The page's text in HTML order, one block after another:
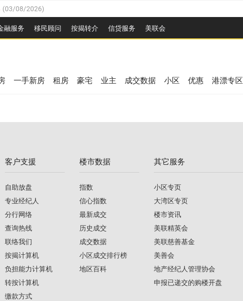
(03/08/2026)
2026
08/2026)
03/08/2026
融服务 移民顾问 按揭转介 信贷服务 美联会
03/08/2026
一手新房 租房 豪宅 业主 成交数据 小区 优惠 港漂专区
客户支援
自助放盘
专业经纪人
分行网络
查询热线
联络我们
按揭计算机
负担能力计算机
转按计算机
缴款方式
楼市数据
指数
信心指数
最新成交
历史成交
成交数据
小区成交排行榜
地区百科
其它服务
小区专页
大湾区专页
楼市资讯
美联精英会
美联慈善基金
美善会
地产经纪人管理协会
申报已递交的购楼开盘